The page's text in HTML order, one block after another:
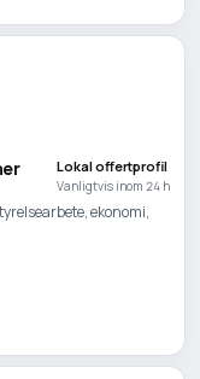
Lokal offertprofil
Vanligtvis inom 24 h
ekonomi,